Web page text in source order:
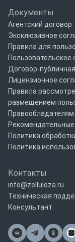
Документы
Агентский договор
Эксклюзивное
Правила для
Пользовательское
Договор-
Лицензионное
Правила
размещением
Правообладателям
Рекомендательные
Политика
Политика
Контакты
info@zelluloza.ru
Техническая
Консультант